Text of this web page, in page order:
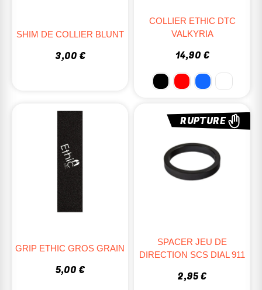
SHIM DE COLLIER BLUNT
3,00 €
COLLIER ETHIC DTC
VALKYRIA
14,90 €
GRIP ETHIC GROS GRAIN
5,00 €
RUPTURE
SPACER JEU DE
DIRECTION SCS DIAL 911
2,95 €